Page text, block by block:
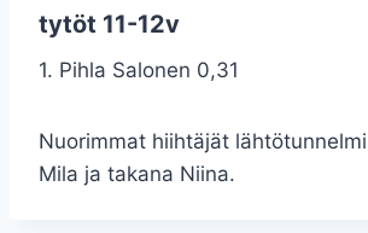
tytöt 11-12v
1. Pihla Salonen 0,31
Nuorimmat hiihtäjät
Mila ja takana Niina.